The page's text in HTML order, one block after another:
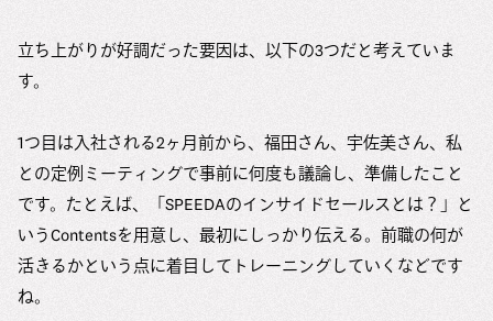
立ち上がりが好調だった要因は、以下の3つだと考えていま
す。
1つ目は入社される2ヶ月前から、福田さん、宇佐美さん、私
との定例ミーティングで事前に何度も議論し、準備したこと
です。たとえば、「SPEEDAのインサイドセールスとは？」と
いうContentsを用意し、最初にしっかり伝える。前職の何が
活きるかという点に着目してトレーニングしていくなどです
ね。